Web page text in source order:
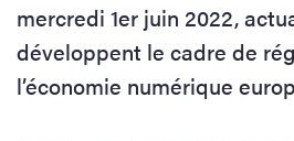
mercredi 1er juin 2022,
développent le cadre de
l’économie numérique